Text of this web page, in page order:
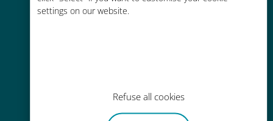
settings on our website.
Refuse all cookies